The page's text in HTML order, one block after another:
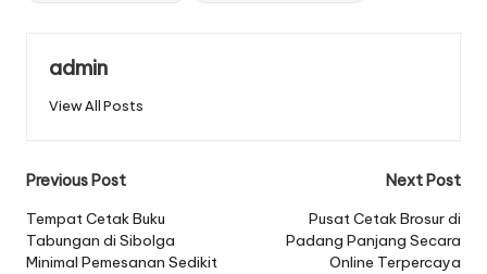
admin
View All Posts
Post
navigation
Previous Post
Tempat Cetak Buku
Tabungan di Sibolga
Minimal Pemesanan Sedikit
Next Post
Pusat Cetak Brosur di
Padang Panjang Secara
Online Terpercaya